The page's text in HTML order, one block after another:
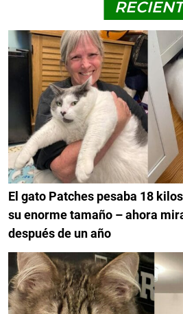
El gato Patches pesaba 18
su enorme tamaño – ahora
después de un año